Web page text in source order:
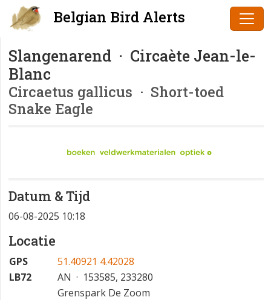
Belgian Bird Alerts
Slangenarend · Circaète Jean-le-
Blanc
Circaetus gallicus · Short-toed
Snake Eagle
Datum & Tijd
06-08-2025 10:18
Locatie
GPS
51.40921 4.42028
LB72
AN · 153585, 233280
Grenspark De Zoom